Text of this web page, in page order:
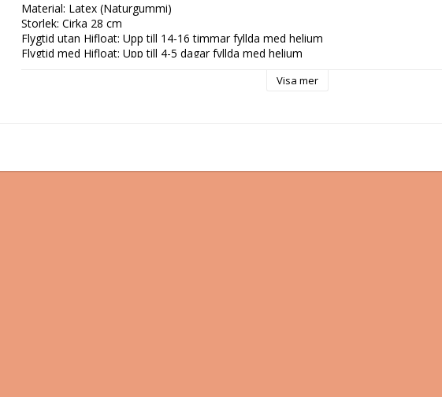
Material: Latex (Naturgummi)
Storlek: Cirka 28 cm
Flygtid utan Hifloat: Upp till 14-16 timmar fyllda med helium
Flygtid med Hifloat: Upp till 4-5 dagar fyllda med helium
Visa mer